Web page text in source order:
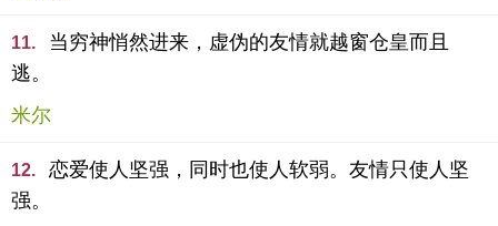
11.
当穷神悄然进来，虚伪的友情就越窗仓皇而且
逃。
米尔
12.
恋爱使人坚强，同时也使人软弱。友情只使人坚
强。